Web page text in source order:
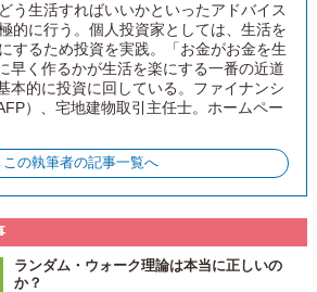
う生活すればいいかといったアドバイス
的に行う。個人投資家としては、生活を
するため投資を実践。「お金がお金を生
早く作るかが生活を楽にする一番の近道
本的に投資に回している。ファイナンシ
）、宅地建物取引主任士。ホームペー
の執筆者の記事一覧へ
ランダム・ウォーク理論は本当に正しいの
か？